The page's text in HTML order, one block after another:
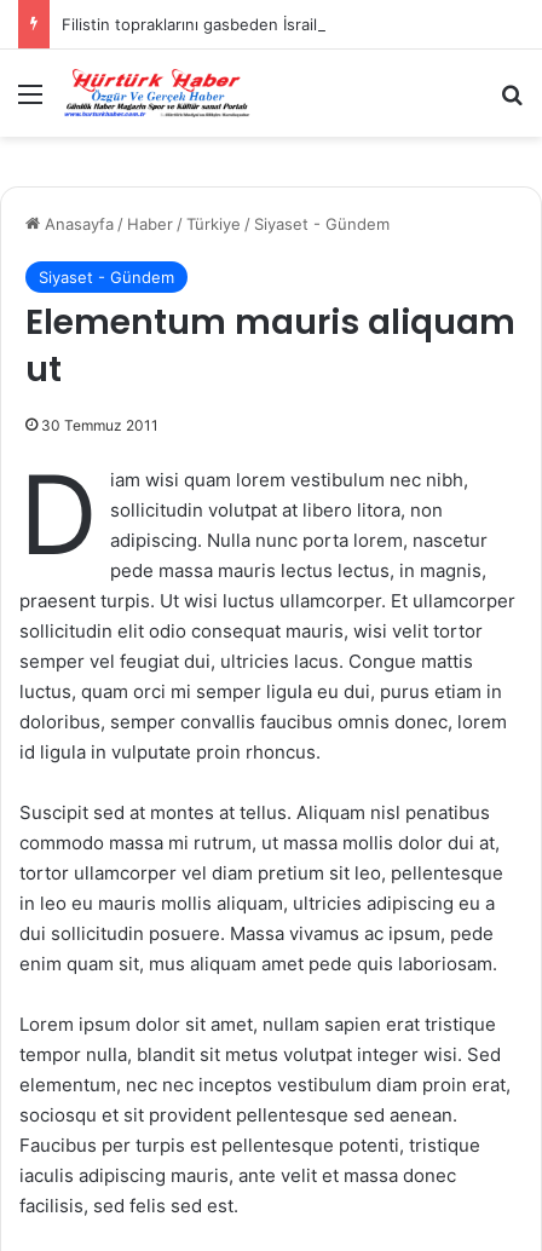
Menü
Anasayfa / Haber /Türkiye / Siyaset - Gündem
Siyaset - Gündem
Elementum mauris aliquam
ut
30 Temmuz 2011
D
iam wisi quam lorem vestibulum nec nibh,
sollicitudin volutpat at libero litora, non
adipiscing. Nulla nunc porta lorem, nascetur
pede massa mauris lectus lectus, in magnis,
praesent turpis. Ut wisi luctus ullamcorper. Et ullamcorper
sollicitudin elit odio consequat mauris, wisi velit tortor
semper vel feugiat dui, ultricies lacus. Congue mattis
luctus, quam orci mi semper ligula eu dui, purus etiam in
doloribus, semper convallis faucibus omnis donec, lorem
id ligula in vulputate proin rhoncus.
Suscipit sed at montes at tellus. Aliquam nisl penatibus
commodo massa mi rutrum, ut massa mollis dolor dui at,
tortor ullamcorper vel diam pretium sit leo, pellentesque
in leo eu mauris mollis aliquam, ultricies adipiscing eu a
dui sollicitudin posuere. Massa vivamus ac ipsum, pede
enim quam sit, mus aliquam amet pede quis laboriosam.
Lorem ipsum dolor sit amet, nullam sapien erat tristique
tempor nulla, blandit sit metus volutpat integer wisi. Sed
elementum, nec nec inceptos vestibulum diam proin erat,
sociosqu et sit provident pellentesque sed aenean.
Faucibus per turpis est pellentesque potenti, tristique
iaculis adipiscing mauris, ante velit et massa donec
facilisis, sed felis sed est.